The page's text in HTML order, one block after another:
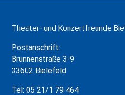
Theater- und Konzertfreunde
Postanschrift:
Brunnenstraße 3-9
33602 Bielefeld
Tel: 05 21/1 79 464